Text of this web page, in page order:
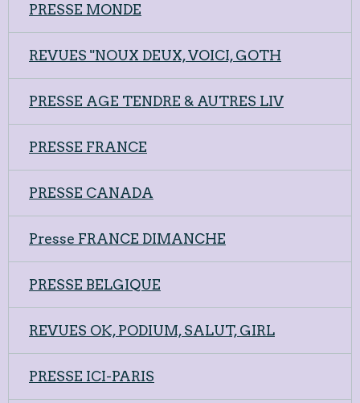
PRESSE MONDE
REVUES "NOUX DEUX, VOICI, GOTH
PRESSE AGE TENDRE & AUTRES LIV
PRESSE FRANCE
PRESSE CANADA
Presse FRANCE DIMANCHE
PRESSE BELGIQUE
REVUES OK, PODIUM, SALUT, GIRL
PRESSE ICI-PARIS